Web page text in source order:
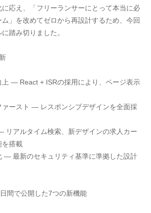
に応え、「フリーランサーにとって本当に必
」を改めてゼロから再設計するため、今回
踏み切りました。
上 — React + ISRの採用により、ページ表示
ァースト — レスポンシブデザインを全面採
リアルタイム検索、新デザインの求人カー
を搭載
— 最新のセキュリティ基準に準拠した設計
間で公開した7つの新機能